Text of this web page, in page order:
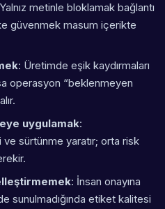
metinle bloklamak bağlantı
güvenmek masum içerikte
: Üretimde eşik kaydırmaları
operasyon “beklenmeyen
uygulamak:
sürtünme yaratır; orta risk
: İnsan onayına
sunulmadığında etiket kalitesi